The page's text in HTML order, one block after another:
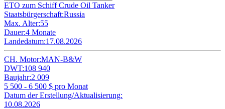
ETO zum Schiff Crude Oil Tanker
Staatsbürgerschaft:Russia
Max. Alter:55
Dauer:4 Monate
Landedatum:17.08.2026
CH. Motor:MAN-B&W
DWT:108 940
Baujahr:2 009
5 500 - 6 500 $ pro Monat
Datum der Erstellung/Aktualisierung:
10.08.2026